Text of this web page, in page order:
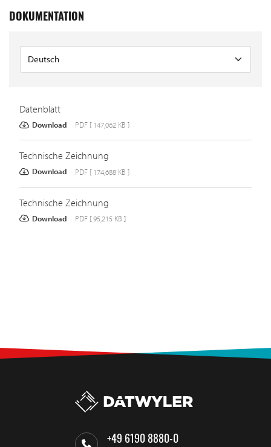
DOKUMENTATION
Datenblatt
Download PDF [ 147,062 KB ]
Technische Zeichnung
Download PDF [ 174,688 KB ]
Technische Zeichnung
Download PDF [ 95,215 KB ]
+49 6190 8880-0